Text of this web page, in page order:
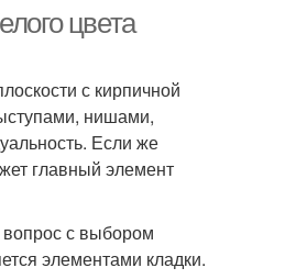
цвета
с кирпичной
нишами,
Если же
главный элемент
вопрос с выбором
элементами кладки.